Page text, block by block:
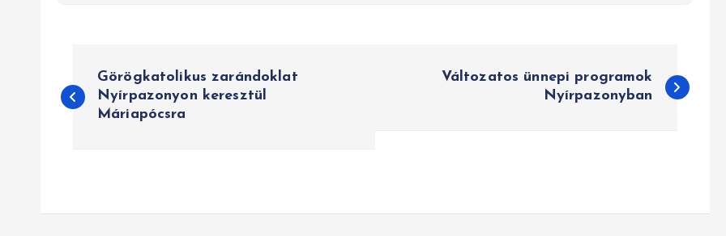
e
y
Görögkatolikus zarándoklat
Nyírpazonyon keresztül
Máriapócsra
Változatos ünnepi programok
Nyírpazonyban